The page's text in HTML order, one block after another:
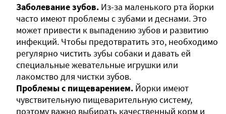
Заболевание зубов. Из-за маленького рта йорки
часто имеют проблемы с зубами и деснами. Это
может привести к выпадению зубов и развитию
инфекций. Чтобы предотвратить это, необходимо
регулярно чистить зубы собаки и давать ей
специальные жевательные игрушки или
лакомство для чистки зубов.
Проблемы с пищеварением. Йорки имеют
чувствительную пищеварительную систему,
поэтому важно выбирать качественный корм и